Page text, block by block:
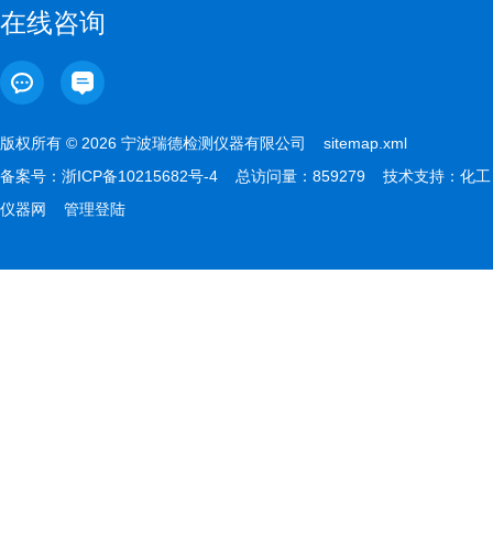
在线咨询
版权所有 © 2026 宁波瑞德检测仪器有限公司 sitemap.xml
备案号： 浙ICP备10215682号-4 总访问量：859279 技术支持： 化工
仪器网
管理登陆